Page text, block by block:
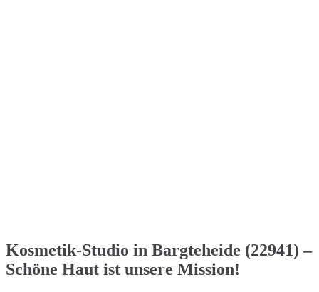
Kosmetik-Studio in Bargteheide (22941) –
Schöne Haut ist unsere Mission!